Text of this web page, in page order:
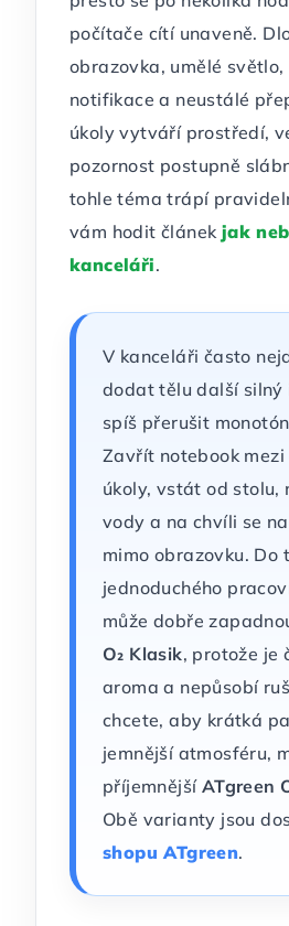
počítače cítí unaveně.
obrazovka, umělé
notifikace a neustálé
úkoly vytváří prostředí,
pozornost postupně
tohle téma trápí
vám hodit článek jak
kanceláři.
V kanceláři často
dodat tělu další silný
spíš přerušit
Zavřít notebook mezi
úkoly, vstát od stolu,
vody a na chvíli se
mimo obrazovku. Do
jednoduchého
může dobře
O₂ Klasik, protože je
aroma a nepůsobí
chcete, aby krátká
jemnější atmosféru,
příjemnější ATgreen
Obě varianty jsou
shopu ATgreen.